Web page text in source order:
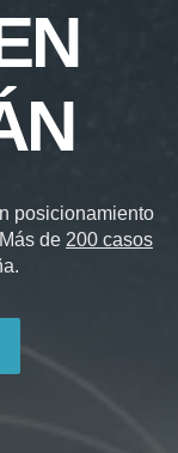
posicionamiento
de 200 casos